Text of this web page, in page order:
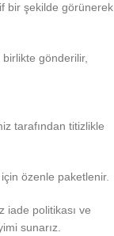
bir şekilde görünerek
birlikte gönderilir,
tarafından titizlikle
özenle paketlenir.
iade politikası ve
sunarız.